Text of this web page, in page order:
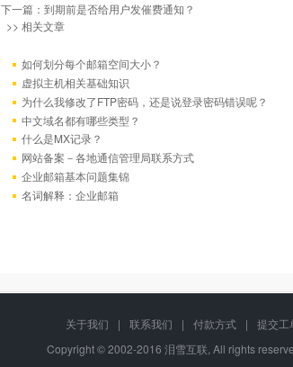
下一篇： 到期前是否给用户发催费通知？
>> 相关文章
如何划分每个邮箱空间大小？
虚拟主机相关基础知识
为什么我修改了FTP密码，还是说登录密码错误呢？
中文域名都有哪些类型？
什么是MX记录？
网站备案－各地通信管理局联系方式
企业邮箱基本问题集锦
名词解释：企业邮箱
关于我们 | 联系我们 | 付款方式 | 提交工
Copyright © 2002-2016 泪雪互联, All rights